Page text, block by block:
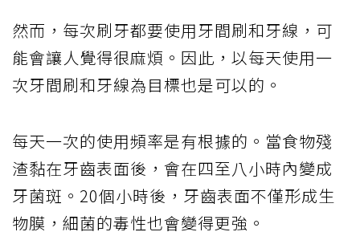
然而，每次刷牙都要使用牙間刷和牙線，可
能會讓人覺得很麻煩。因此，以每天使用一
次牙間刷和牙線為目標也是可以的。
每天一次的使用頻率是有根據的。當食物殘
渣黏在牙齒表面後，會在四至八小時內變成
牙菌斑。20個小時後，牙齒表面不僅形成生
物膜，細菌的毒性也會變得更強。